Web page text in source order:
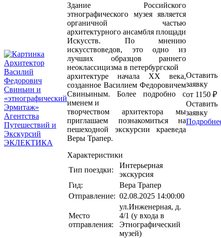
Здание Российского
этнографического музея является
органичной частью
архитектурного ансамбля площади
Искусств. По мнению
искусствоведов, это одно из
лучших образцов раннего
неоклассицизма в петербургской
архитектуре начала XX века,
созданное Василием Федоровичем
Свиньиным. Более подробно с
именем и
творчеством архитектора мы
приглашаем познакомиться на
пешеходной экскурсии краеведа
Веры Трапер.
Характеристики
Тип поездки:
Интерьерная
экскурсия
Гид:
Вера Трапер
Отправление: 02.08.2025 14:00:00
Место
отправления:
ул.Инженерная, д.
4/1 (у входа в
Этнографический
музей)
Оставить
заявку
от 1150 ₽
Оставить
заявку